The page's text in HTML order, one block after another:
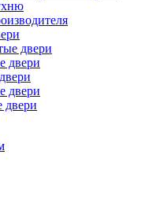
двери
двери
двери
двери